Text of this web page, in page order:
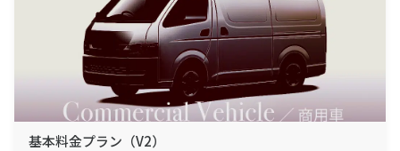
基本料金プラン（V2）